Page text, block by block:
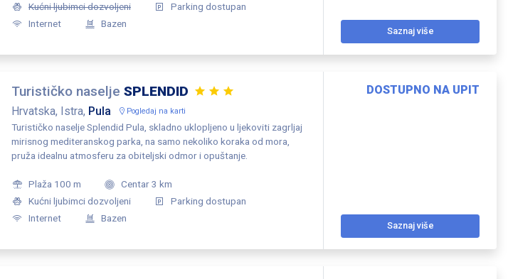
Kućni ljubimci dozvoljeni
Parking dostupan
Internet
Bazen
Saznaj više
Turističko naselje SPLENDID
Hrvatska, Istra, Pula Pogledaj na karti
Turističko naselje Splendid Pula, skladno uklopljeno u ljekoviti zagrljaj
mirisnog mediteranskog parka, na samo nekoliko koraka od mora,
pruža idealnu atmosferu za obiteljski odmor i opuštanje.
Plaža 100 m
Centar 3 km
Kućni ljubimci dozvoljeni
Parking dostupan
Internet
Bazen
DOSTUPNO NA UPIT
Saznaj više